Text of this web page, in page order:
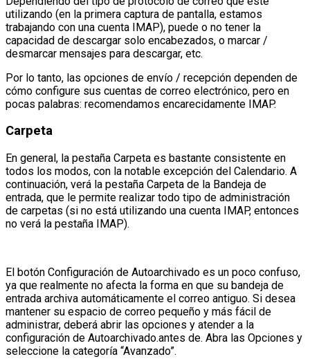
utilizando (en la primera captura de pantalla, estamos
trabajando con una cuenta IMAP), puede o no tener la
capacidad de descargar solo encabezados, o marcar /
desmarcar mensajes para descargar, etc.
Por lo tanto, las opciones de envío / recepción dependen de
cómo configure sus cuentas de correo electrónico, pero en
pocas palabras: recomendamos encarecidamente IMAP.
Carpeta
En general, la pestaña Carpeta es bastante consistente en
todos los modos, con la notable excepción del Calendario. A
continuación, verá la pestaña Carpeta de la Bandeja de
entrada, que le permite realizar todo tipo de administración
de carpetas (si no está utilizando una cuenta IMAP, entonces
no verá la pestaña IMAP).
El botón Configuración de Autoarchivado es un poco confuso,
ya que realmente no afecta la forma en que su bandeja de
entrada archiva automáticamente el correo antiguo. Si desea
mantener su espacio de correo pequeño y más fácil de
administrar, deberá abrir las opciones y atender a la
configuración de Autoarchivado.antes de. Abra las Opciones y
seleccione la categoría “Avanzado”.